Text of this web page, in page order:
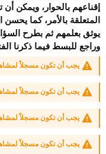
إقناعهم بالحوار، ويمكن
المتعلقة بالأمر، كما
يوثق بعلمهم ثم بطرح
وراجع للبسط فيما ذكرنا
يجب أن تكون مسجلاً
يجب أن تكون مسجلاً
يجب أن تكون مسجلاً
يجب أن تكون مسجلاً